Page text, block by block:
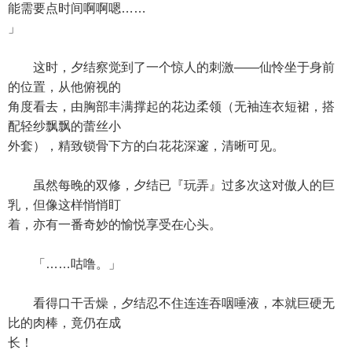
能需要点时间啊啊嗯……
」
这时，夕结察觉到了一个惊人的刺激——仙怜坐于身前
的位置，从他俯视的
角度看去，由胸部丰满撑起的花边柔领（无袖连衣短裙，搭
配轻纱飘飘的蕾丝小
外套），精致锁骨下方的白花花深邃，清晰可见。
虽然每晚的双修，夕结已『玩弄』过多次这对傲人的巨
乳，但像这样悄悄盯
着，亦有一番奇妙的愉悦享受在心头。
「……咕噜。」
看得口干舌燥，夕结忍不住连连吞咽唾液，本就巨硬无
比的肉棒，竟仍在成
长！